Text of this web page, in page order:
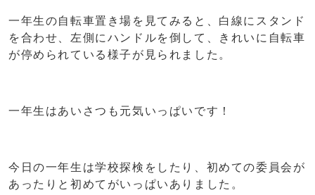
一年生の自転車置き場を見てみると、白線にスタンド
を合わせ、左側にハンドルを倒して、きれいに自転車
が停められている様子が見られました。
一年生はあいさつも元気いっぱいです！
今日の一年生は学校探検をしたり、初めての委員会が
あったりと初めてがいっぱいありました。